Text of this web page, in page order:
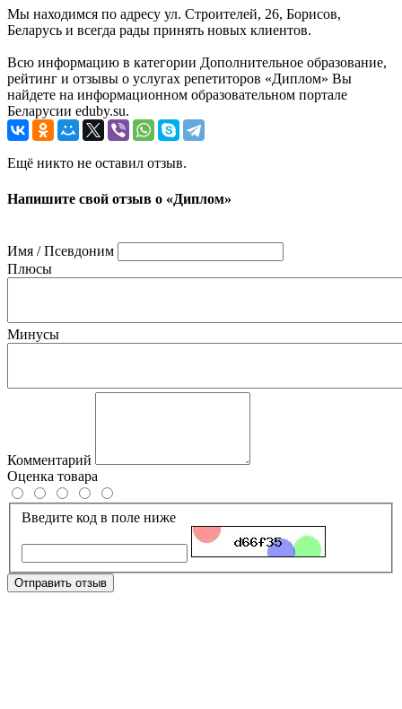
Мы находимся по адресу ул. Строителей, 26, Борисов,
Беларусь и всегда рады принять новых клиентов.
Всю информацию в категории Дополнительное образование,
рейтинг и отзывы о услугах репетиторов «Диплом» Вы
найдете на информационном образовательном портале
Беларусии eduby.su.
Ещё никто не оставил отзыв.
Напишите свой отзыв о «Диплом»
Имя / Псевдоним
Плюсы
Минусы
Комментарий
Оценка товара
Введите код в поле ниже
Отправить отзыв